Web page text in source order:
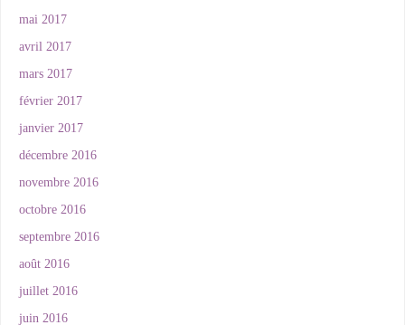
mai 2017
avril 2017
mars 2017
février 2017
janvier 2017
décembre 2016
novembre 2016
octobre 2016
septembre 2016
août 2016
juillet 2016
juin 2016